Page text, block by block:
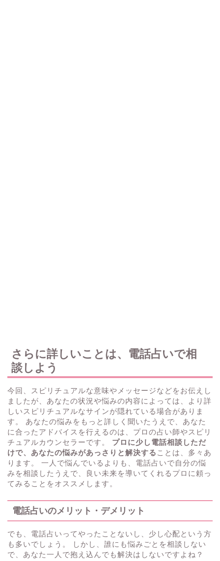
さらに詳しいことは、電話占いで相
談しよう
今回、スピリチュアルな意味やメッセージなどをお伝えし
ましたが、あなたの状況や悩みの内容によっては、より詳
しいスピリチュアルなサインが隠れている場合がありま
す。 あなたの悩みをもっと詳しく聞いたうえで、あなた
に合ったアドバイスを行えるのは、プロの占い師やスピリ
チュアルカウンセラーです。 プロに少し電話相談しただ
けで、あなたの悩みがあっさりと解決する ことは、多々あ
ります。 一人で悩んでいるよりも、電話占いで自分の悩
みを相談したうえで、良い未来を導いてくれるプロに頼っ
てみることをオススメします。
電話占いのメリット・デメリット
でも、電話占いってやったことないし、少し心配という方
も多いでしょう。 しかし、誰にも悩みごとを相談しない
で、あなた一人で抱え込んでも解決はしないですよね？